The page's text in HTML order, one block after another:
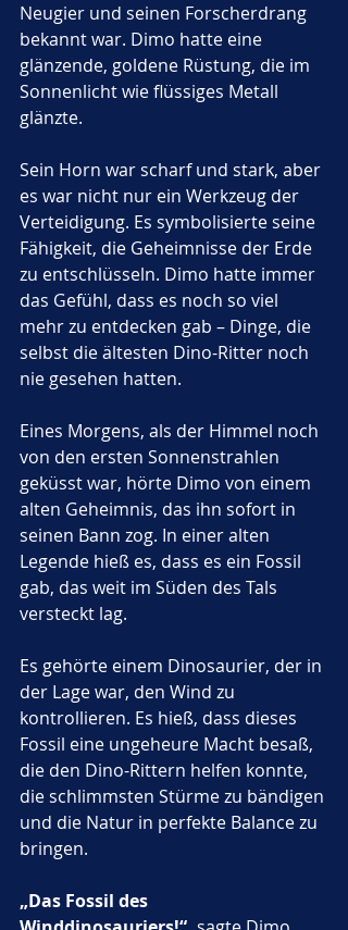
Neugier und seinen Forscherdrang
bekannt war. Dimo hatte eine
glänzende, goldene Rüstung, die im
Sonnenlicht wie flüssiges Metall
glänzte.
Sein Horn war scharf und stark, aber
es war nicht nur ein Werkzeug der
Verteidigung. Es symbolisierte seine
Fähigkeit, die Geheimnisse der Erde
zu entschlüsseln. Dimo hatte immer
das Gefühl, dass es noch so viel
mehr zu entdecken gab – Dinge, die
selbst die ältesten Dino-Ritter noch
nie gesehen hatten.
Eines Morgens, als der Himmel noch
von den ersten Sonnenstrahlen
geküsst war, hörte Dimo von einem
alten Geheimnis, das ihn sofort in
seinen Bann zog. In einer alten
Legende hieß es, dass es ein Fossil
gab, das weit im Süden des Tals
versteckt lag.
Es gehörte einem Dinosaurier, der in
der Lage war, den Wind zu
kontrollieren. Es hieß, dass dieses
Fossil eine ungeheure Macht besaß,
die den Dino-Rittern helfen konnte,
die schlimmsten Stürme zu bändigen
und die Natur in perfekte Balance zu
bringen.
„Das Fossil des